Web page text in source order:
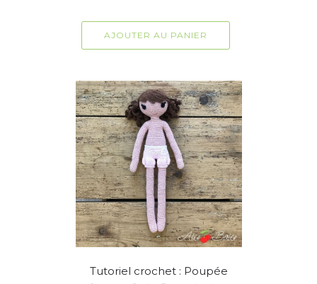
AJOUTER AU PANIER
Tutoriel crochet : Poupée